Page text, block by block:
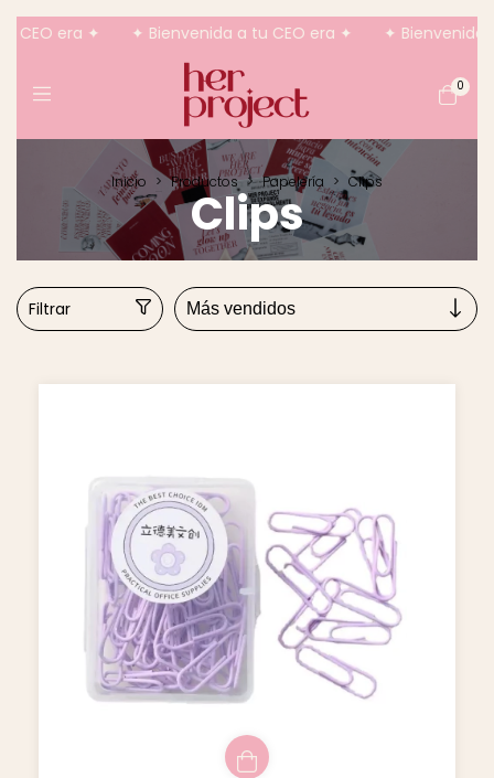
CEO era ✦ ✦ Bienvenida a tu CEO era ✦ ✦ Bienvenida
0
Inicio > Productos > Papelería > Clips
Clips
Filtrar